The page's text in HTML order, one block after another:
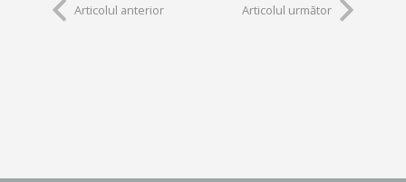
Articolul anterior Articolul următor